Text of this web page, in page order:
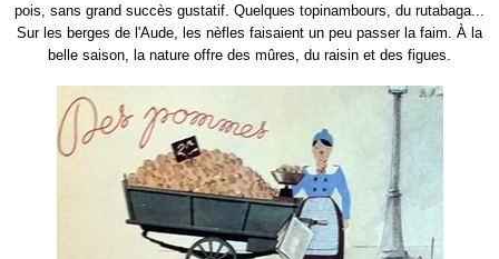
pois, sans grand succès gustatif. Quelques topinambours, du rutabaga...
Sur les berges de l'Aude, les nèfles faisaient un peu passer la faim. À la
belle saison, la nature offre des mûres, du raisin et des figues.